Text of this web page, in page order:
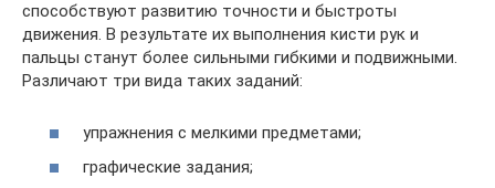
способствуют развитию точности и быстроты
движения. В результате их выполнения кисти рук и
пальцы станут более сильными гибкими и подвижными.
Различают три вида таких заданий:
упражнения с мелкими предметами;
графические задания;